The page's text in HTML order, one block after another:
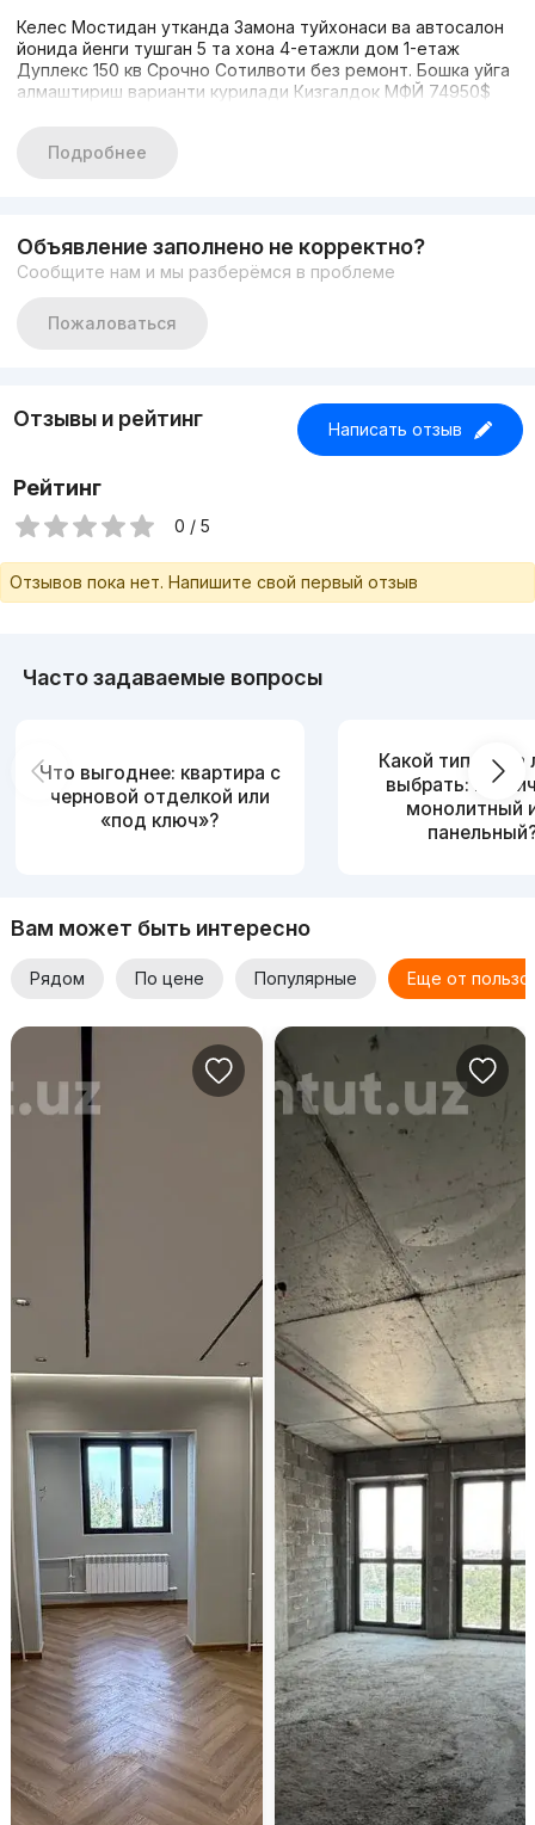
Келес Мостидан утканда Замона туйхонаси ва автосалон
йонида йенги тушган 5 та хона 4-етажли дом 1-етаж
Дуплекс 150 кв Срочно Сотилвоти без ремонт. Бошка уйга
алмаштириш варианти курилади Кизгалдок МФЙ 74950$
Подробнее
Объявление заполнено не корректно?
Сообщите нам и мы разберёмся в проблеме
Пожаловаться
Отзывы и рейтинг Написать отзыв
Рейтинг
0 / 5
Отзывов пока нет. Напишите свой первый отзыв
Часто задаваемые вопросы
Что выгоднее: квартира с
черновой отделкой или
«под ключ»?
Какой тип дома
выбрать:
монолитный
Вам может быть интересно
Рядом По цене Популярные Еще от